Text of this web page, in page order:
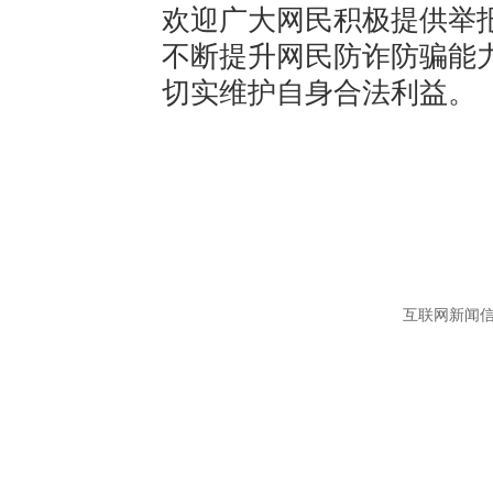
欢迎广大网民积极提供举
不断提升网民防诈防骗能
切实维护自身合法利益。
互联网新闻